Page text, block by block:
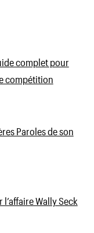
complet pour
compétition
Paroles de son
l’affaire Wally Seck